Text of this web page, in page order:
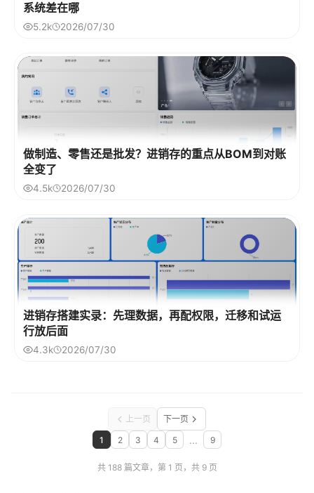
系统差在哪
5.2k 2026/07/30
做制造、零售还是批发？进销存的重点从BOM到对账
全变了
4.5k 2026/07/30
进销存搭建实录：先理数据，再配权限，迁移和试运
行放后面
4.3k 2026/07/30
上一页
1
2 3 4 5 ... 9
下一页
共 188 篇文章，第 1 页，共 9 页